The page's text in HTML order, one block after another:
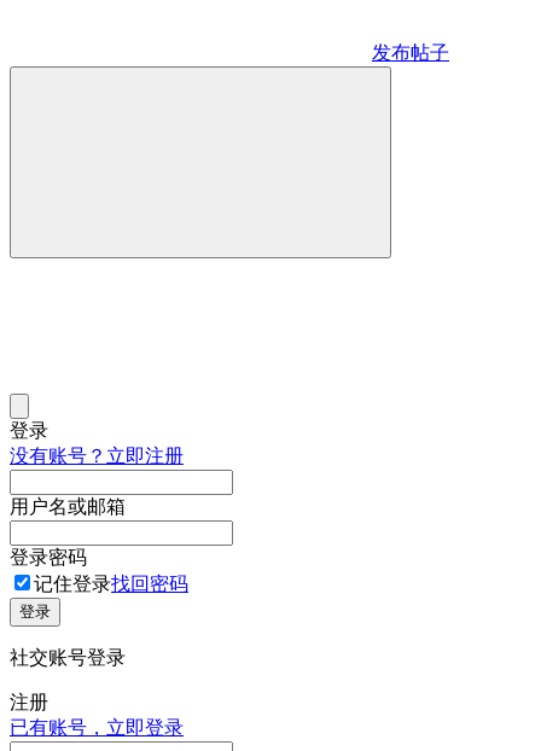
发布帖子
登录
没有账号？立即注册
用户名或邮箱
登录密码
记住登录找回密码
登录
社交账号登录
注册
已有账号，立即登录